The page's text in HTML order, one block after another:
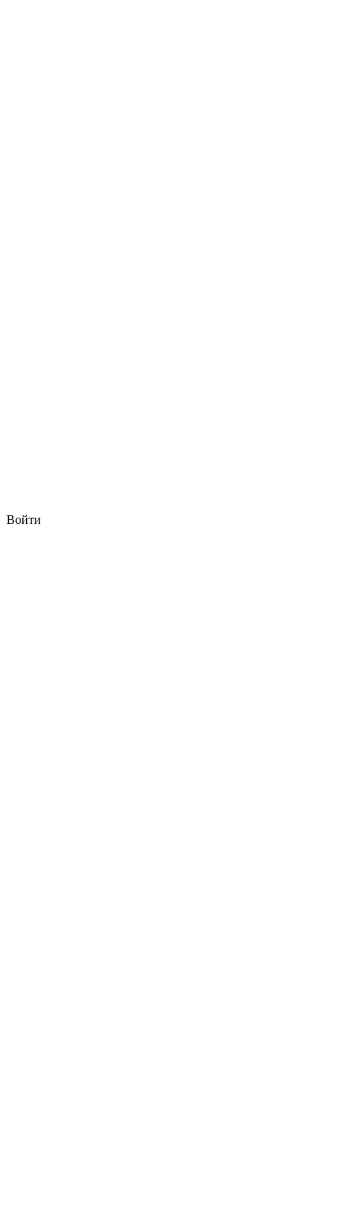
Войти